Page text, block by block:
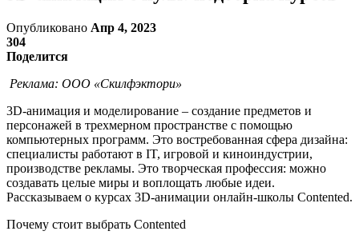
Опубликовано Апр 4, 2023
304
Поделится
Реклама: ООО «Скилфэктори»
3D-анимация и моделирование – создание предметов и
персонажей в трехмерном пространстве с помощью
компьютерных программ. Это востребованная сфера дизайна:
специалисты работают в IT, игровой и киноиндустрии,
производстве рекламы. Это творческая профессия: можно
создавать целые миры и воплощать любые идеи.
Рассказываем о курсах 3D-анимации онлайн-школы Contented.
Почему стоит выбрать Contented